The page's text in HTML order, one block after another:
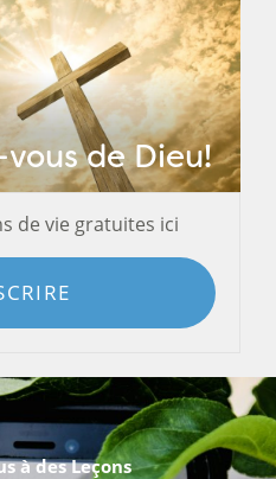
de Dieu!
de vie gratuites ici
à des Leçons